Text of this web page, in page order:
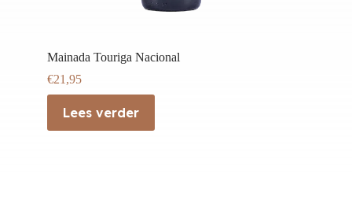
Mainada Touriga Nacional
€21,95
Lees verder